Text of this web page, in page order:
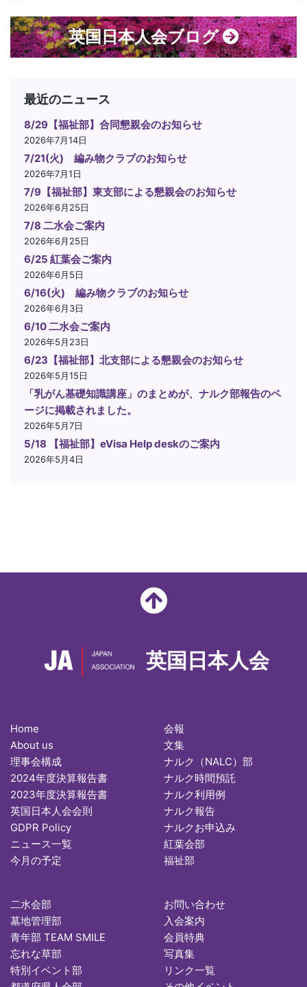
英国日本人会ブログ
最近のニュース
8/29【福祉部】合同懇親会のお知らせ
2026年7月14日
7/21(火) 編み物クラブのお知らせ
2026年7月1日
7/9【福祉部】東支部による懇親会のお知らせ
2026年6月25日
7/8 二水会ご案内
2026年6月25日
6/25 紅葉会ご案内
2026年6月5日
6/16(火) 編み物クラブのお知らせ
2026年6月3日
6/10 二水会ご案内
2026年5月23日
6/23【福祉部】北支部による懇親会のお知らせ
2026年5月15日
「乳がん基礎知識講座」のまとめが、ナルク部報告のペ
ージに掲載されました。
2026年5月7日
5/18 【福祉部】eVisa Help deskのご案内
2026年5月4日
英国日本人会
Home
About us
理事会構成
2024年度決算報告書
2023年度決算報告書
英国日本人会会則
GDPR Policy
ニュース一覧
今月の予定
会報
文集
ナルク（NALC）部
ナルク時間預託
ナルク利用例
ナルク報告
ナルクお申込み
紅葉会部
福祉部
二水会部
墓地管理部
青年部 TEAM SMILE
忘れな草部
特別イベント部
お問い合わせ
入会案内
会員特典
写真集
リンク一覧